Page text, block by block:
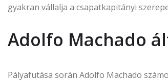
gyakran vállalja a csapatkapitányi
Adolfo Machado
Pályafutása során Adolfo Machado